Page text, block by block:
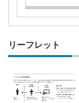
リーフレット